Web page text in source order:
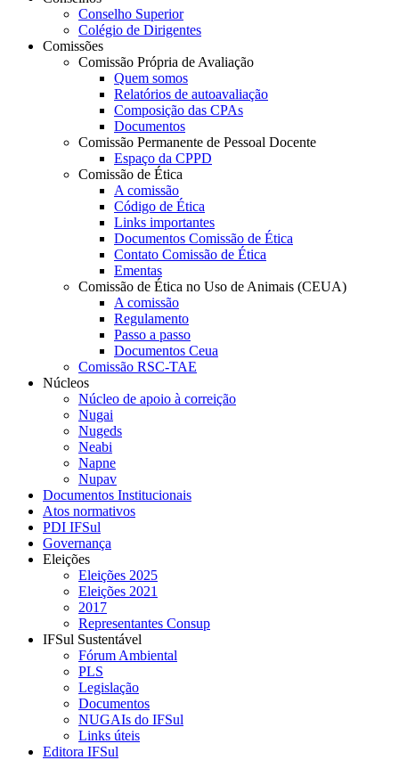
Conselho Superior
Colégio de Dirigentes
Comissões
Comissão Própria de Avaliação
Quem somos
Relatórios de autoavaliação
Composição das CPAs
Documentos
Comissão Permanente de Pessoal Docente
Espaço da CPPD
Comissão de Ética
A comissão
Código de Ética
Links importantes
Documentos Comissão de Ética
Contato Comissão de Ética
Ementas
Comissão de Ética no Uso de Animais (CEUA)
A comissão
Regulamento
Passo a passo
Documentos Ceua
Comissão RSC-TAE
Núcleos
Núcleo de apoio à correição
Nugai
Nugeds
Neabi
Napne
Nupav
Documentos Institucionais
Atos normativos
PDI IFSul
Governança
Eleições
Eleições 2025
Eleições 2021
2017
Representantes Consup
IFSul Sustentável
Fórum Ambiental
PLS
Legislação
Documentos
NUGAIs do IFSul
Links úteis
Editora IFSul